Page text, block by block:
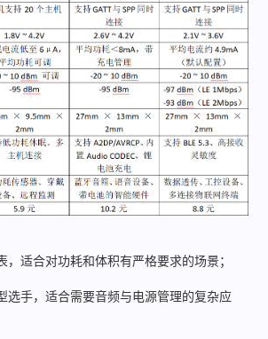
，适合对功耗和体积有严格要求的场景；
选手，适合需要音频与电源管理的复杂应